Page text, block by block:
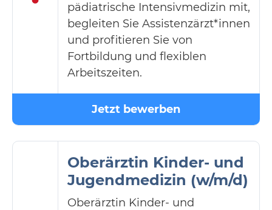
pädiatrische Intensivmedizin mit,
begleiten Sie Assistenzärzt*innen
und profitieren Sie von
Fortbildung und flexiblen
Arbeitszeiten.
Jetzt bewerben
Oberärztin Kinder- und
Jugendmedizin (w/m/d)
Oberärztin Kinder- und